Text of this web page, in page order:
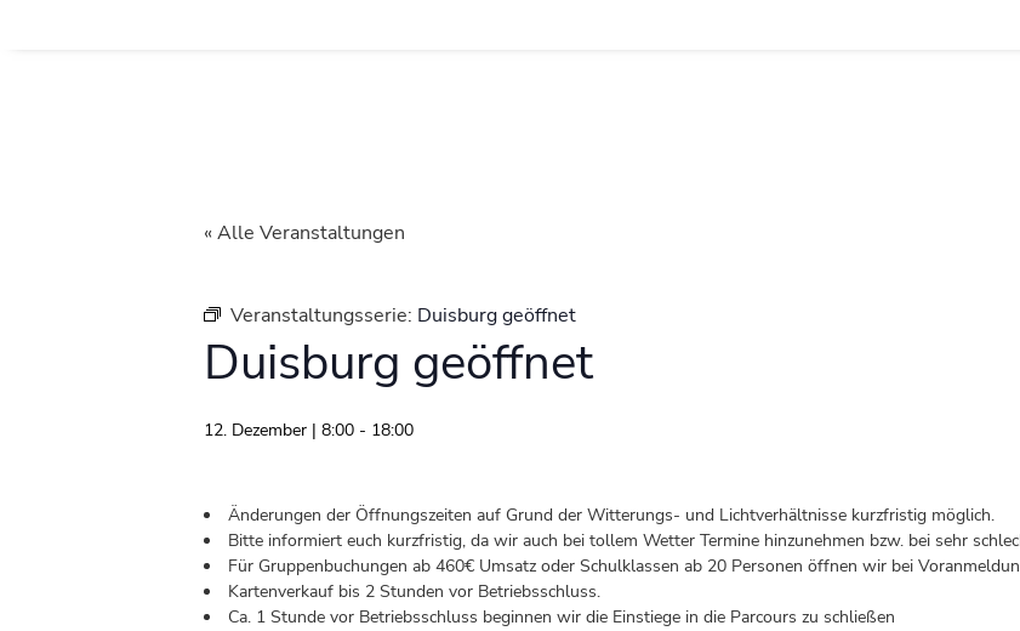
« Alle Veranstaltungen
Veranstaltungsserie: Duisburg geöffnet
Duisburg geöffnet
12. Dezember | 8:00 - 18:00
Änderungen der Öffnungszeiten auf Grund der Witterungs- und Lichtverhältnisse kurzfristig möglich.
Bitte informiert euch kurzfristig, da wir auch bei tollem Wetter Termine hinzunehmen bzw. bei sehr
Für Gruppenbuchungen ab 460€ Umsatz oder Schulklassen ab 20 Personen öffnen wir bei
Kartenverkauf bis 2 Stunden vor Betriebsschluss.
Ca. 1 Stunde vor Betriebsschluss beginnen wir die Einstiege in die Parcours zu schließen